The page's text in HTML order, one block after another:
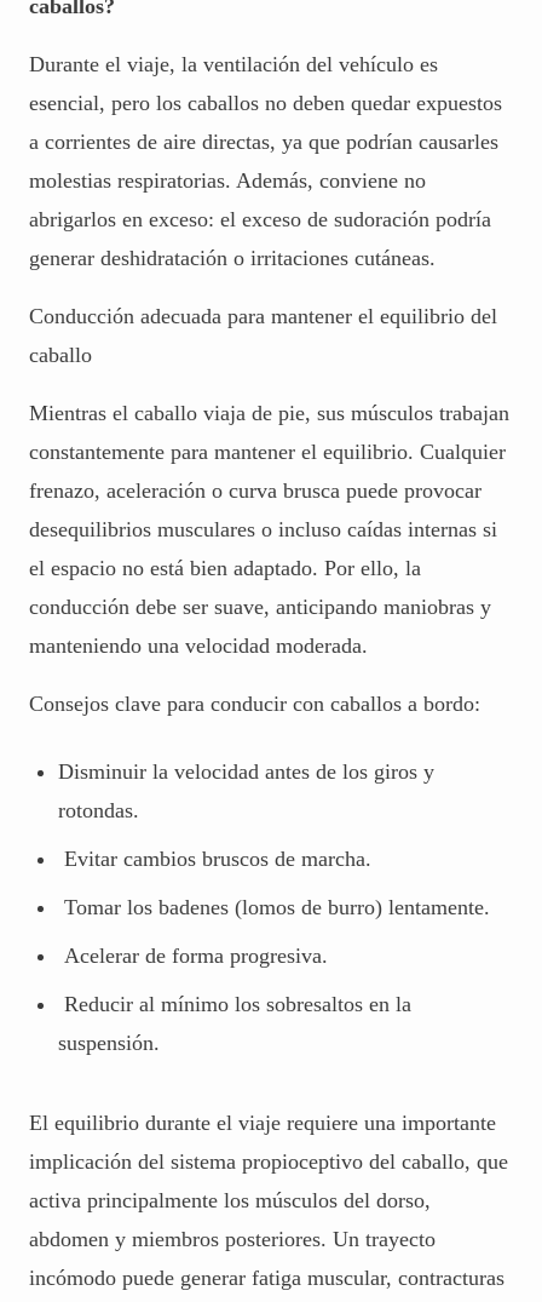
caballos?
Durante el viaje, la ventilación del vehículo es
esencial, pero los caballos no deben quedar expuestos
a corrientes de aire directas, ya que podrían causarles
molestias respiratorias. Además, conviene no
abrigarlos en exceso: el exceso de sudoración podría
generar deshidratación o irritaciones cutáneas.
Conducción adecuada para mantener el equilibrio del
caballo
Mientras el caballo viaja de pie, sus músculos trabajan
constantemente para mantener el equilibrio. Cualquier
frenazo, aceleración o curva brusca puede provocar
desequilibrios musculares o incluso caídas internas si
el espacio no está bien adaptado. Por ello, la
conducción debe ser suave, anticipando maniobras y
manteniendo una velocidad moderada.
Consejos clave para conducir con caballos a bordo:
Disminuir la velocidad antes de los giros y
rotondas.
Evitar cambios bruscos de marcha.
Tomar los badenes (lomos de burro) lentamente.
Acelerar de forma progresiva.
Reducir al mínimo los sobresaltos en la
suspensión.
El equilibrio durante el viaje requiere una importante
implicación del sistema propioceptivo del caballo, que
activa principalmente los músculos del dorso,
abdomen y miembros posteriores. Un trayecto
incómodo puede generar fatiga muscular, contracturas